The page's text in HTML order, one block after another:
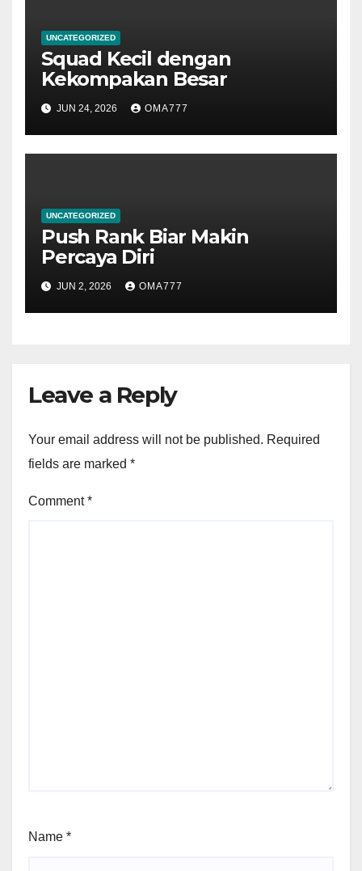
UNCATEGORIZED
Squad Kecil dengan
Kekompakan Besar
JUN 24, 2026 OMA777
UNCATEGORIZED
Push Rank Biar Makin
Percaya Diri
JUN 2, 2026 OMA777
Leave a Reply
Your email address will not be published. Required
fields are marked *
Comment*
Name *